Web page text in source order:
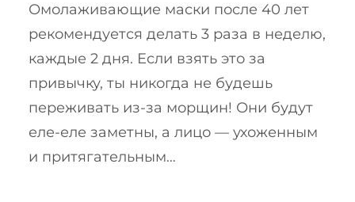
Омолаживающие маски после 40 лет
рекомендуется делать 3 раза в неделю,
каждые 2 дня. Если взять это за
привычку, ты никогда не будешь
переживать из-за морщин! Они будут
еле-еле заметны, а лицо — ухоженным
и притягательным…